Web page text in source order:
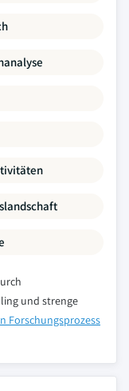
und strenge
Forschungsprozess